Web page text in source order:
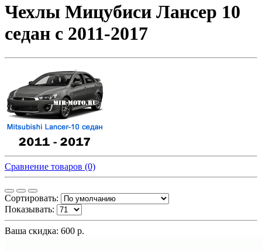
Чехлы Мицубиси Лансер 10
седан с 2011-2017
Сравнение товаров (0)
Сортировать:
Показывать:
Ваша скидка: 600 р.